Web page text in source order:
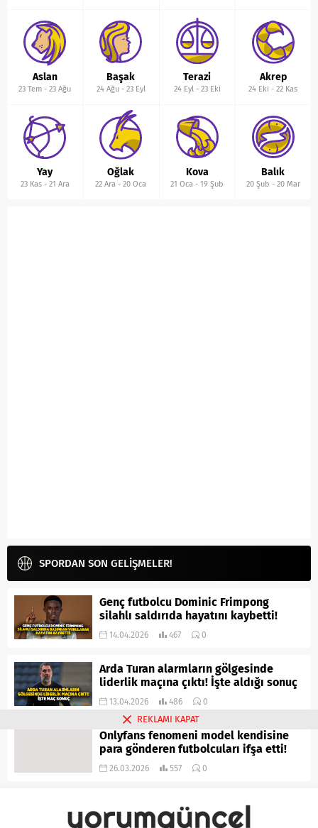
Aslan
23 Tem -23 Ağu
Başak
24 Ağu- 23 Eyl
Terazi
24 Eyl- 23 Eki
Akrep
24 Eki -22 Kas
Yay
23 Kas- 21 Ara
Oğlak
22 Ara -20 Oca
Kova
21 Oca -19 Şub
Balık
20 Şub - 20 Mar
SPORDAN SON GELİŞMELER!
Genç futbolcu Dominic Frimpong
silahlı saldırıda hayatını kaybetti!
14.04.2026 467 0
Arda Turan alarmların gölgesinde
liderlik maçına çıktı! İşte aldığı sonuç
13.04.2026 486 0
Onlyfans fenomeni model kendisine
para gönderen futbolcuları ifşa etti!
26.03.2026 557 0
REKLAMI KAPAT